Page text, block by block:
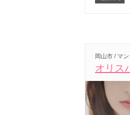
岡山市 / マ
オリス